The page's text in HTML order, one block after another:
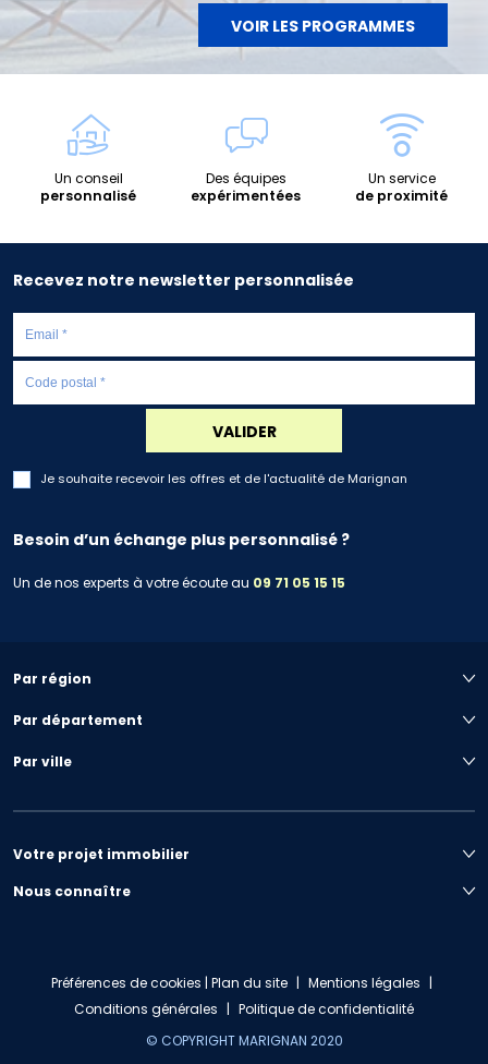
VOIR LES PROGRAMMES
Un conseil
personnalisé
Des équipes
expérimentées
Un service
de proximité
Recevez notre newsletter personnalisée
VALIDER
Je souhaite recevoir les offres et de l'actualité de Marignan
Besoin d’un échange plus personnalisé ?
Un de nos experts à votre écoute au 09 71 05 15 15
Par région
Par département
Par ville
Votre projet immobilier
Nous connaître
Préférences de cookies | Plan du site | Mentions légales |
Conditions générales | Politique de confidentialité
© COPYRIGHT MARIGNAN 2020